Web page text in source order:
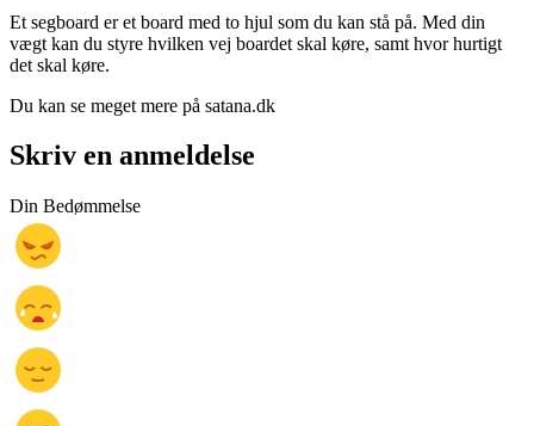
Et segboard er et board med to hjul som du kan stå på. Med din
vægt kan du styre hvilken vej boardet skal køre, samt hvor hurtigt
det skal køre.
Du kan se meget mere på satana.dk
Skriv en anmeldelse
Din Bedømmelse